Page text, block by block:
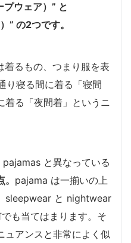
ウェア）” と
” の2つです。
るもの、つまり服を表
り寝る間に着る「寝間
る「夜間着」というニ
と異なっている
pajama は一揃いの上
sleepwear と nightwear
も当てはまります。そ
ュアンスと非常によく似